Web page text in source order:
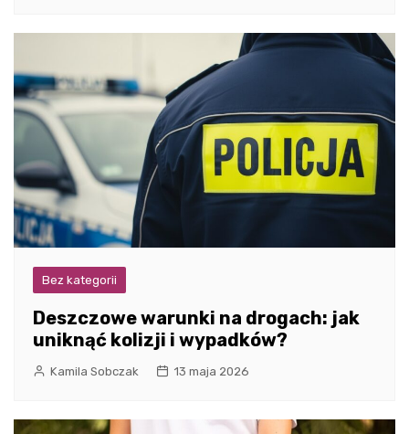
Bez kategorii
Deszczowe warunki na drogach: jak
uniknąć kolizji i wypadków?
Kamila Sobczak 13 maja 2026